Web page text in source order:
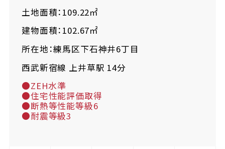
土地面積：109.22㎡
建物面積：102.67㎡
所在地：練馬区下石神井6丁目
西武新宿線 上井草駅 14分
●ZEH水準
●住宅性能評価取得
●断熱等性能等級6
●耐震等級3